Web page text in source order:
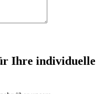
Ihre individuelle